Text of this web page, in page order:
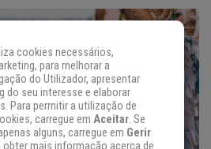
cookies necessários,
para melhorar a
do Utilizador, apresentar
do seu interesse e elaborar
Para permitir a utilização de
carregue em Aceitar. Se
alguns, carregue em Gerir